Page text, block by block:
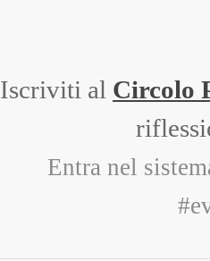
Iscriviti al Circolo
Entra nel